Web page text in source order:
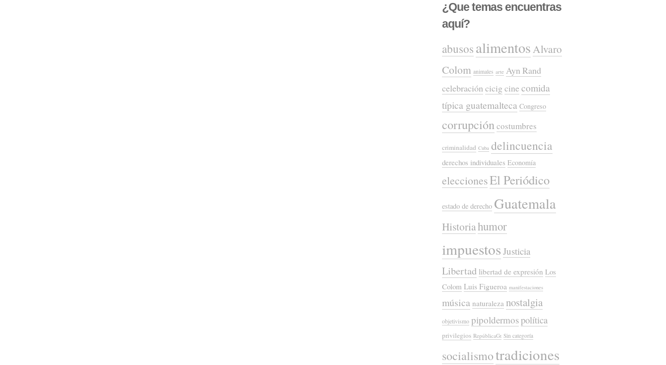
¿Que temas encuentras
aquí?
abusos alimentosAlvaro
Colom animales arte Ayn Rand
celebración cicig cine comida
típica guatemalteca Congreso
corrupcióncostumbres
criminalidad Cuba delincuencia
derechos individuales Economía
eleccionesEl Periódico
estado de derecho Guatemala
Historiahumor
impuestos Justicia
Libertad libertad de expresión Los
Colom Luis Figueroa manifestaciones
música naturaleza nostalgia
objetivismo pipoldermospolítica
privilegios RepúblicaGt Sin categoría
socialismotradiciones